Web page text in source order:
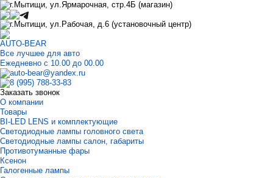
г.Мытищи, ул.Ярмарочная, стр.4Б (магазин)
г.Мытищи, ул.Рабочая, д.6 (установочный центр)
AUTO-BEAR
Все лучшее для авто
Ежедневно с 10.00 до 00.00
auto-bear@yandex.ru
8 (995) 788-33-83
Заказать звонок
О компании
Товары
BI-LED LENS и комплектующие
Светодиодные лампы головного света
Светодиодные лампы салон, габариты
Противотуманные фары
Ксенон
Галогенные лампы